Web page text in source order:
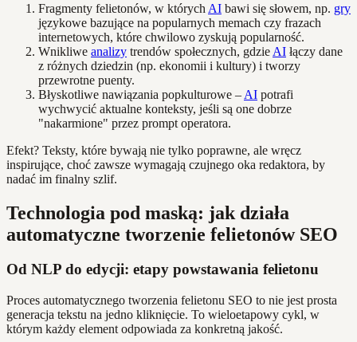
Fragmenty felietonów, w których AI bawi się słowem, np. gry
językowe bazujące na popularnych memach czy frazach
internetowych, które chwilowo zyskują popularność.
Wnikliwe analizy trendów społecznych, gdzie AI łączy dane
z różnych dziedzin (np. ekonomii i kultury) i tworzy
przewrotne puenty.
Błyskotliwe nawiązania popkulturowe – AI potrafi
wychwycić aktualne konteksty, jeśli są one dobrze
"nakarmione" przez prompt operatora.
Efekt? Teksty, które bywają nie tylko poprawne, ale wręcz
inspirujące, choć zawsze wymagają czujnego oka redaktora, by
nadać im finalny szlif.
Technologia pod maską: jak działa
automatyczne tworzenie felietonów SEO
Od NLP do edycji: etapy powstawania felietonu
Proces automatycznego tworzenia felietonu SEO to nie jest prosta
generacja tekstu na jedno kliknięcie. To wieloetapowy cykl, w
którym każdy element odpowiada za konkretną jakość.